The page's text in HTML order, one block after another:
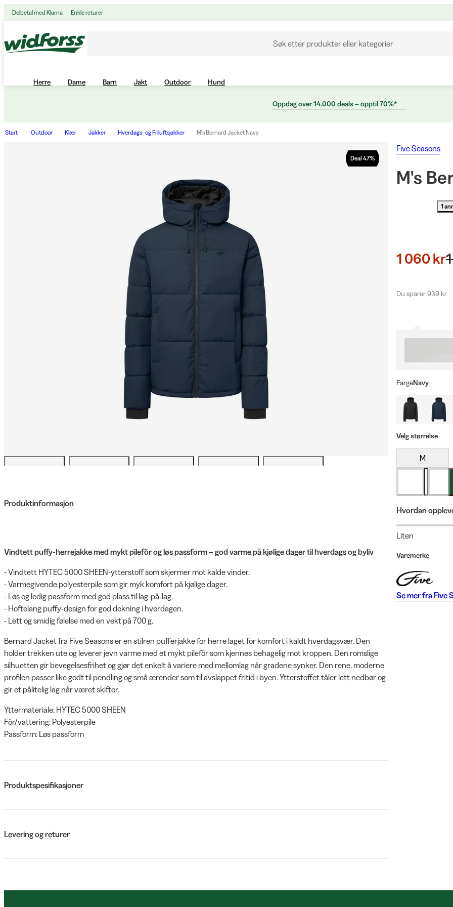
Delbetal med Klarna Enkle returer
Søk etter produkter eller kategorier
Herre Dame Barn Jakt Outdoor Hund
Oppdag over 14.000 deals – opptil 70%*
Start Outdoor Klær Jakker Hverdags- og Friluftsjakker M's Bernard Jacket Navy
Deal 47%
Produktinformasjon
Vindtett puffy-herrejakke med mykt pilefôr og løs passform – god varme på kjølige dager til hverdags og byliv
- Vindtett HYTEC 5000 SHEEN-ytterstoff som skjermer mot kalde vinder.
- Varmegivende polyesterpile som gir myk komfort på kjølige dager.
- Løs og ledig passform med god plass til lag-på-lag.
- Hoftelang puffy-design for god dekning i hverdagen.
- Lett og smidig følelse med en vekt på 700 g.
Bernard Jacket fra Five Seasons er en stilren pufferjakke for herre laget for komfort i kaldt hverdagsvær. Den
holder trekken ute og leverer jevn varme med et mykt pilefôr som kjennes behagelig mot kroppen. Den romslige
silhuetten gir bevegelsesfrihet og gjør det enkelt å variere med mellomlag når gradene synker. Den rene, moderne
profilen passer like godt til pendling og små ærender som til avslappet fritid i byen. Ytterstoffet tåler lett nedbør og
gir et pålitelig lag når været skifter.
Yttermateriale: HYTEC 5000 SHEEN
Fôr/vattering: Polyesterpile
Passform: Løs passform
Produktspesifikasjoner
Levering og returer
Five Seasons
M's
1
1 060 kr
Du sparer 939 kr
FargeNavy
Velg størrelse
M
Hvordan
Liten
Varemerke
Se mer fra Five